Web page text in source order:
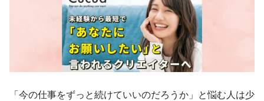
「今の仕事をずっと続けていいのだろうか」と悩む人は少